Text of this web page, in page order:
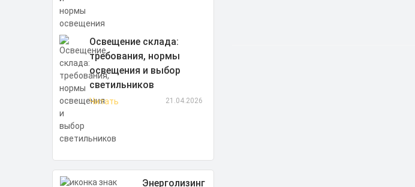
Освещение склада:
требования, нормы
освещения и выбор
светильников
Читать 21.04.2026
Энерголизинг